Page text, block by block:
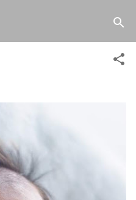
ンテンツに移動